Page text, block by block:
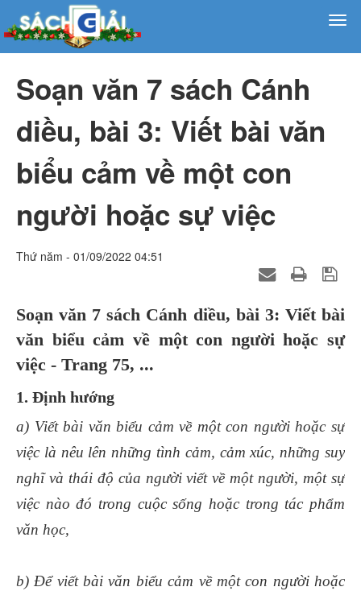
Soạn văn 7 sách Cánh
diều, bài 3: Viết bài văn
biểu cảm về một con
người hoặc sự việc
Thứ năm - 01/09/2022 04:51
Soạn văn 7 sách Cánh diều, bài 3: Viết bài
văn biểu cảm về một con người hoặc sự
việc - Trang 75, ...
1. Định hướng
a) Viết bài văn biểu cảm về một con người hoặc sự
việc là nêu lên những tình cảm, cảm xúc, những suy
nghĩ và thái độ của người viết về một người, một sự
việc nào đó trong cuộc sống hoặc trong tác phẩm
văn học,
b) Để viết bài văn biểu cảm về một con người hoặc